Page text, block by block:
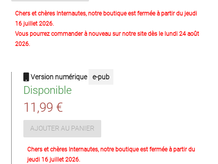
Chers et chères Internautes, notre boutique est fermée à partir du jeudi
16 juillet 2026.
Vous pourrez commander à nouveau sur notre site dès le lundi 24 août
2026.
Version numérique e-pub
Disponible
11,99 €
AJOUTER AU PANIER
Chers et chères Internautes, notre boutique est fermée à partir du
jeudi 16 juillet 2026.